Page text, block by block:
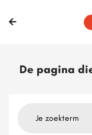
De pagina